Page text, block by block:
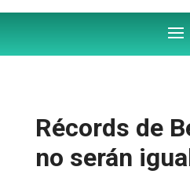
Récords de
no serán